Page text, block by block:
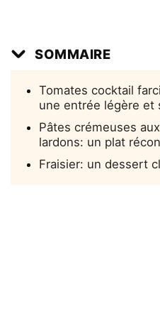
SOMMAIRE
Tomates cocktail
une entrée légère et
Pâtes crémeuses
lardons: un plat
Fraisier: un dessert